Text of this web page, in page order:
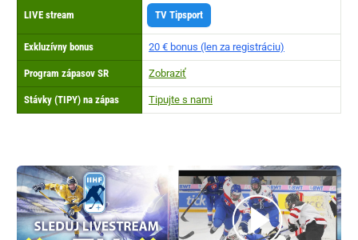
LIVE stream TV Tipsport
Exkluzívny bonus 20 € bonus (len za registráciu)
Program zápasov SR Zobraziť
Stávky (TIPY) na zápas Tipujte s nami